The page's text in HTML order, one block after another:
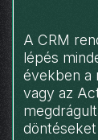
A CRM
lépés
években a
vagy az